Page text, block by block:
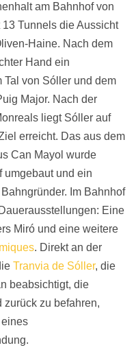
am Bahnhof von
Tunnels die Aussicht
Haine. Nach dem
Hand ein
Tal von Sóller und dem
Major. Nach der
liegt Sóller auf
erreicht. Das aus dem
Can Mayol wurde
umgebaut und ein
Im Bahnhof
Eine
Miró und eine weitere
. Direkt an der
Tranvia de Sóller, die
beabsichtigt, die
zurück zu befahren,